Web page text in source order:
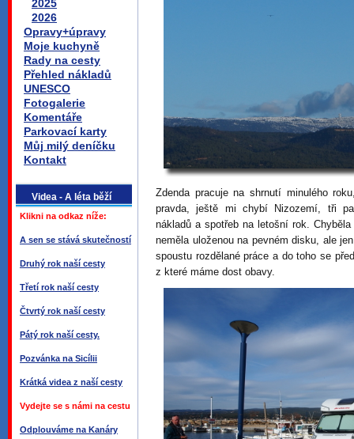
2025
2026
Opravy+úpravy
Moje kuchyně
Rady na cesty
Přehled nákladů
UNESCO
Fotogalerie
Komentáře
Parkovací karty
Můj milý deníčku
Kontakt
Videa - A léta běží
Klikni na odkaz níže:
A sen se stává skutečností
Druhý rok naší cesty
Třetí rok naší cesty
Čtvrtý rok naší cesty
Pátý rok naší cesty.
Pozvánka na Sicílii
Krátká videa z naší cesty
Vydejte se s námi na cestu
Odplouváme na Kanáry
Zdenda pracuje na shrnutí minulého
pravda, ještě mi chybí Nizozemí, tři
nákladů a spotřeb na letošní rok.
neměla uloženou na pevném disku, ale
spoustu rozdělané práce a do toho se
z které máme dost obavy.